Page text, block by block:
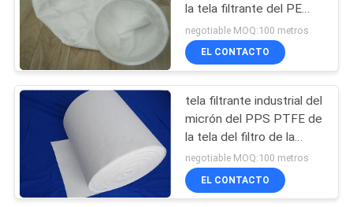
Jaula del filtro de
bolso
la tela filtrante del PE
PTFE para el carbón
encendió la caldera
negotiable MOQ:100 metros
EL CONTACTO
tela filtrante industrial del
micrón del PPS PTFE de
la tela del filtro de la
aguja para la filtración del
aire
negotiable MOQ:100 metros
EL CONTACTO